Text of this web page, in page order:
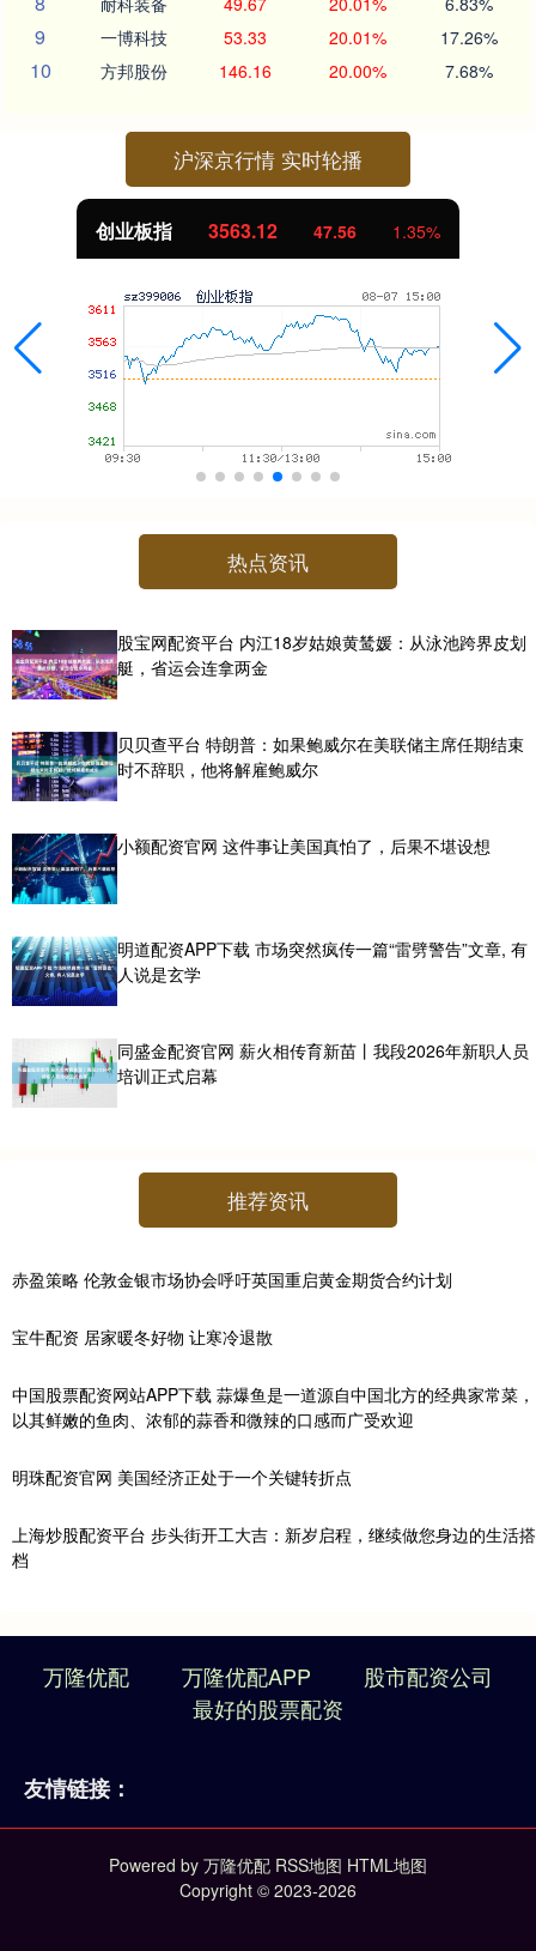
9 一博科技 53.33 20.01% 17.26%
10 方邦股份 146.16 20.00% 7.68%
沪深京行情 实时轮播
创业板指 3563.12 47.56 1.35%
热点资讯
股宝网配资平台 内江18岁姑娘黄鸶媛：从泳池跨界皮划
艇，省运会连拿两金
贝贝查平台 特朗普：如果鲍威尔在美联储主席任期结束
时不辞职，他将解雇鲍威尔
小额配资官网 这件事让美国真怕了，后果不堪设想
明道配资APP下载 市场突然疯传一篇“雷劈警告”文章, 有
人说是玄学
同盛金配资官网 薪火相传育新苗丨我段2026年新职人员
培训正式启幕
推荐资讯
赤盈策略 伦敦金银市场协会呼吁英国重启黄金期货合约计划
宝牛配资 居家暖冬好物 让寒冷退散
中国股票配资网站APP下载 蒜爆鱼是一道源自中国北方的经典家常菜，
以其鲜嫩的鱼肉、浓郁的蒜香和微辣的口感而广受欢迎
明珠配资官网 美国经济正处于一个关键转折点
上海炒股配资平台 步头街开工大吉：新岁启程，继续做您身边的生活搭
档
万隆优配 万隆优配APP
股市配资公司
最好的股票配资
友情链接：
Powered by 万隆优配 RSS地图 HTML地图
Copyright © 2023-2026